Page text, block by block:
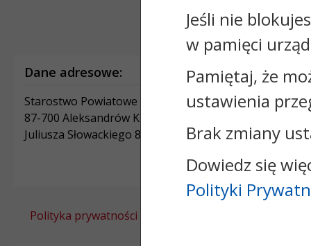
Dane adresowe:
Starostwo Powiatowe w Aleksandrowie Kujawskim
87-700 Aleksandrów Kujawski
Juliusza Słowackiego 8
Polityka prywatności
Jeśli nie
w pamięci
Pamiętaj, że
ustawienia
Brak zmiany
Dowiedz się
Polityki